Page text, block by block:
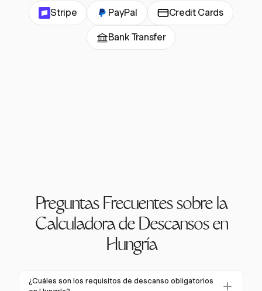
Stripe PayPal Credit Cards
Bank Transfer
Preguntas Frecuentes sobre la
Calculadora de Descansos en
Hungría
¿Cuáles son los requisitos de descanso obligatorios